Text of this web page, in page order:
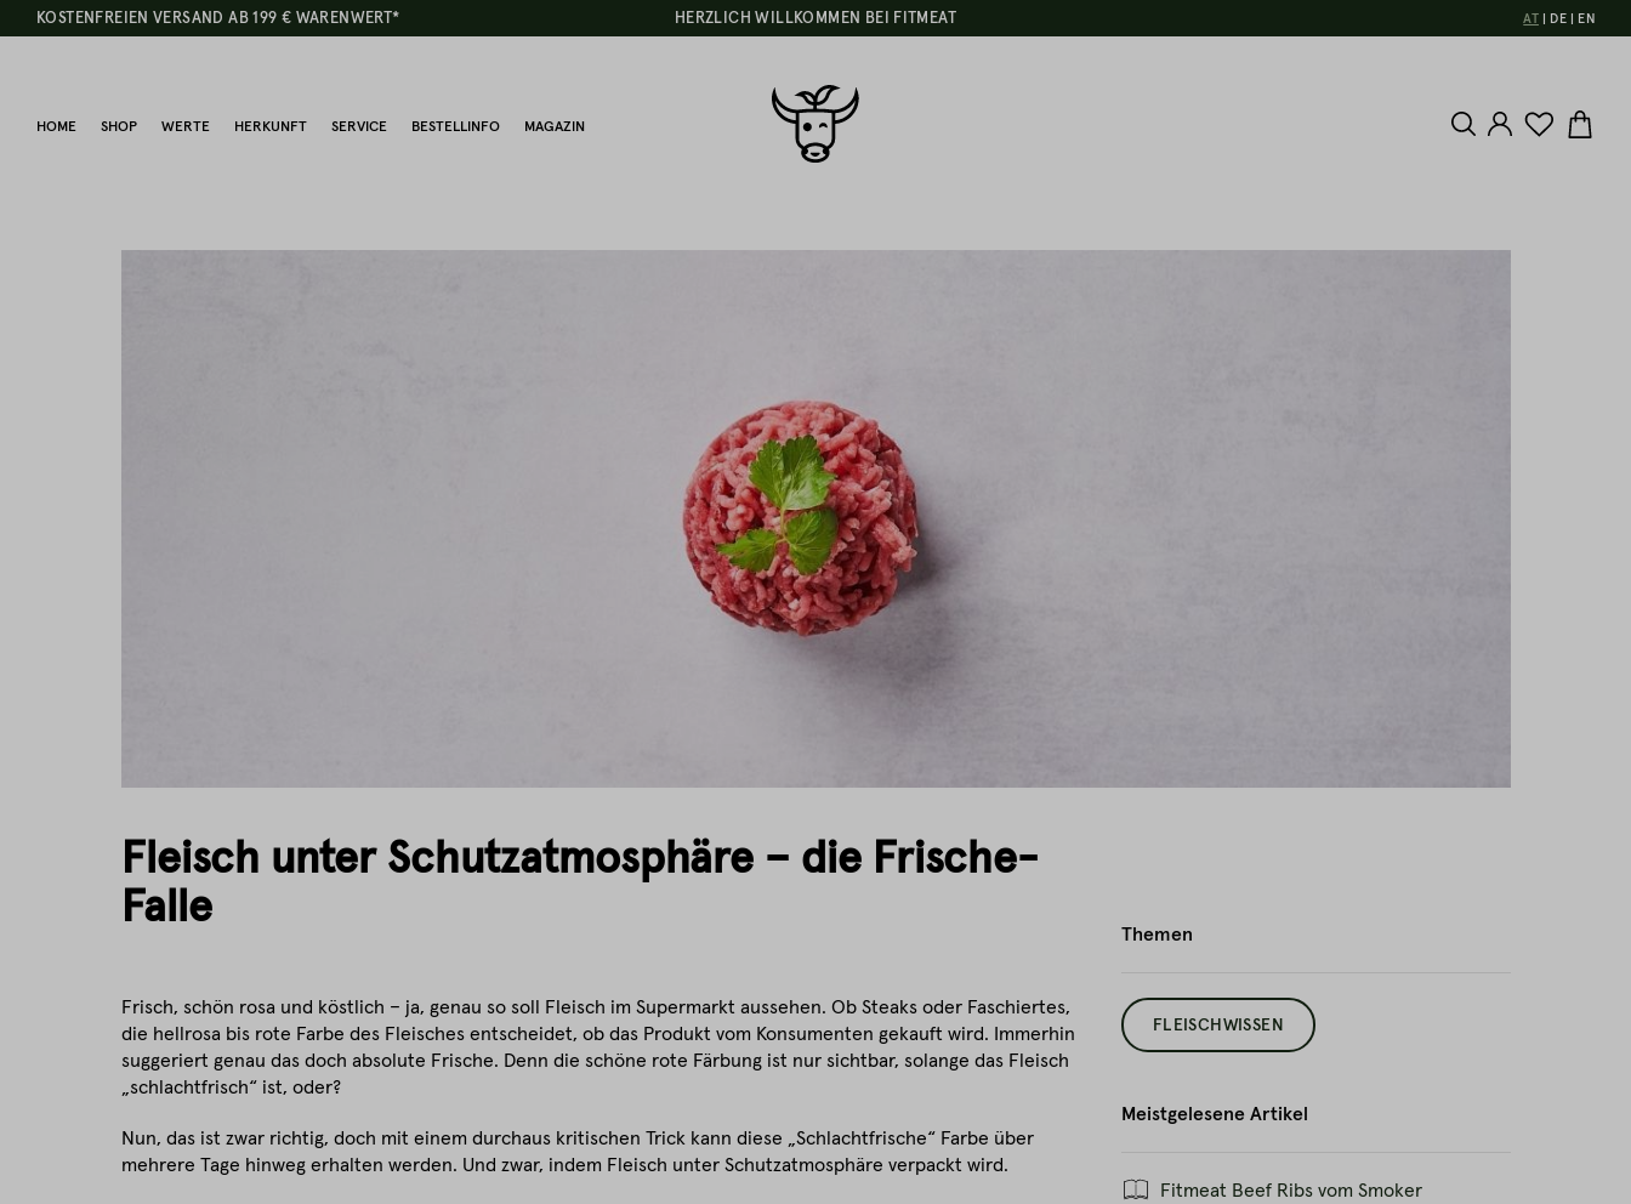
KOSTENFREIEN VERSAND AB 199 € WARENWERT* HERZLICH WILLKOMMEN BEI FITMEAT DE
AT EN
HOME SHOP WERTE HERKUNFT SERVICE BESTELLINFO MAGAZIN
Themen
FLEISCHWISSEN
Meistgelesene Artikel
Fitmeat Beef Ribs vom Smoker
Fleisch unter Schutzatmosphäre – die Frische-
Falle
Frisch, schön rosa und köstlich – ja, genau so soll Fleisch im Supermarkt aussehen. Ob Steaks oder Faschiertes,
die hellrosa bis rote Farbe des Fleisches entscheidet, ob das Produkt vom Konsumenten gekauft wird. Immerhin
suggeriert genau das doch absolute Frische. Denn die schöne rote Färbung ist nur sichtbar, solange das Fleisch
„schlachtfrisch“ ist, oder?
Nun, das ist zwar richtig, doch mit einem durchaus kritischen Trick kann diese „Schlachtfrische“ Farbe über
mehrere Tage hinweg erhalten werden. Und zwar, indem Fleisch unter Schutzatmosphäre verpackt wird.